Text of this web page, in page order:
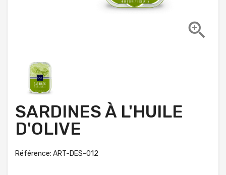

SARDINES À L'HUILE
D'OLIVE
Référence: ART-DES-012